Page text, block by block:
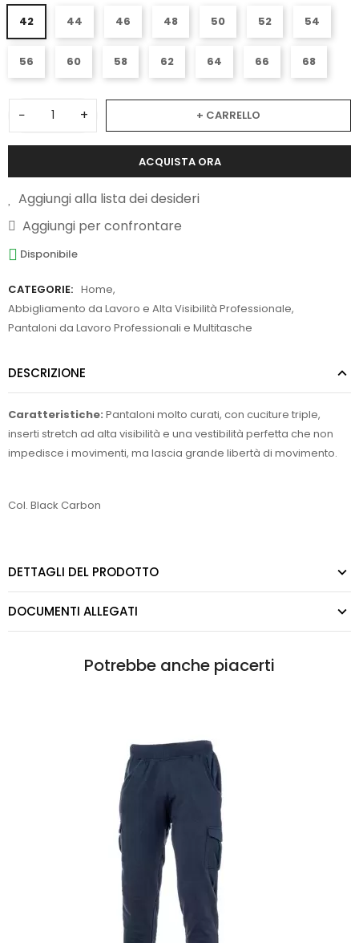
42 44 46 48 50 52 54
56 60 58 62 64 66 68
− + + CARRELLO
ACQUISTA ORA
Aggiungi alla lista dei desideri
Aggiungi per confrontare
Disponibile
CATEGORIE: Home,
Abbigliamento da Lavoro e Alta Visibilità Professionale,
Pantaloni da Lavoro Professionali e Multitasche
DESCRIZIONE
Caratteristiche: Pantaloni molto curati, con cuciture triple,
inserti stretch ad alta visibilità e una vestibilità perfetta che non
impedisce i movimenti, ma lascia grande libertà di movimento.
Col. Black Carbon
DETTAGLI DEL PRODOTTO
DOCUMENTI ALLEGATI
Potrebbe anche piacerti